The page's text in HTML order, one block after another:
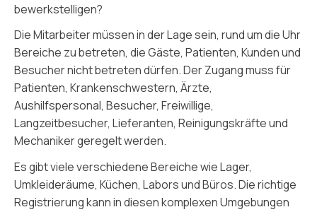
bewerkstelligen?
Die Mitarbeiter müssen in der Lage sein, rund um die Uhr
Bereiche zu betreten, die Gäste, Patienten, Kunden und
Besucher nicht betreten dürfen. Der Zugang muss für
Patienten, Krankenschwestern, Ärzte,
Aushilfspersonal, Besucher, Freiwillige,
Langzeitbesucher, Lieferanten, Reinigungskräfte und
Mechaniker geregelt werden.
Es gibt viele verschiedene Bereiche wie Lager,
Umkleideräume, Küchen, Labors und Büros. Die richtige
Registrierung kann in diesen komplexen Umgebungen